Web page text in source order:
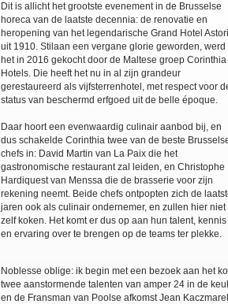
Dit is allicht het grootste evenement in de Brusselse
horeca van de laatste decennia: de renovatie en
heropening van het legendarische Grand Hotel
uit 1910. Stilaan een vergane glorie geworden, werd
het in 2016 gekocht door de Maltese groep Corinthia
Hotels. Die heeft het nu in al zijn grandeur
gerestaureerd als vijfsterrenhotel, met respect voor
status van beschermd erfgoed uit de belle époque.
Daar hoort een evenwaardig culinair aanbod bij, en
dus schakelde Corinthia twee van de beste
chefs in: David Martin van La Paix die het
gastronomische restaurant zal leiden, en Christophe
Hardiquest van Menssa die de brasserie voor zijn
rekening neemt. Beide chefs ontpopten zich de
jaren ook als culinair ondernemer, en zullen hier niet
zelf koken. Het komt er dus op aan hun talent, kennis
en ervaring over te brengen op de teams ter plekke.
Noblesse oblige: ik begin met een bezoek aan het
twee aanstormende talenten van amper 24 in de
en de Fransman van Poolse afkomst Jean